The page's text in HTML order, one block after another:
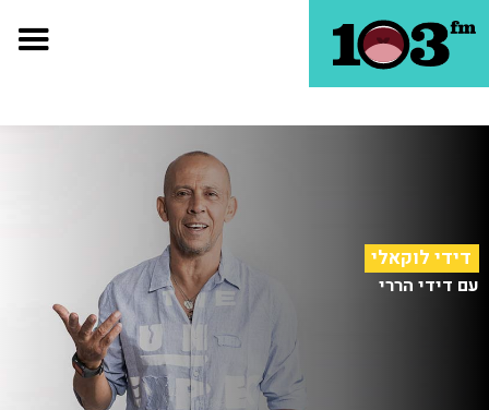
דידי לוקאלי
עם דידי הררי